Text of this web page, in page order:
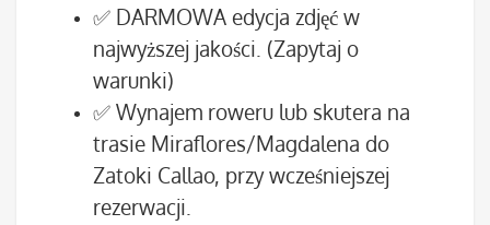
✅ DARMOWA edycja zdjęć w
najwyższej jakości. (Zapytaj o
warunki)
✅ Wynajem roweru lub skutera na
trasie Miraflores/Magdalena do
Zatoki Callao, przy wcześniejszej
rezerwacji.